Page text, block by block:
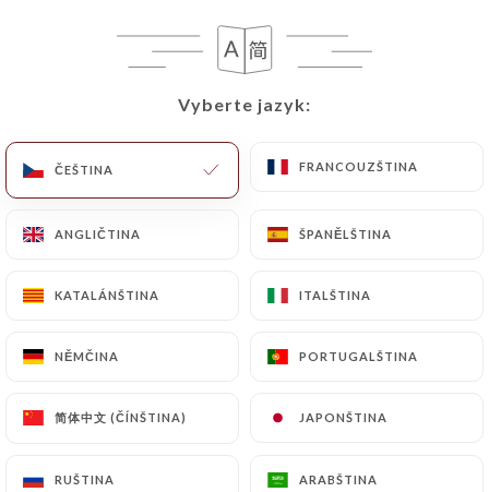
NABÍDKA
Vyberte jazyk:
ČEŠTINA FRANCOUZŠTINA
ANGLIČTINA ŠPANĚLŠTINA
KATALÁNŠTINA ITALŠTINA
NĚMČINA PORTUGALŠTINA
简体中文 (ČÍNŠTINA) JAPONŠTINA
RUŠTINA ARABŠTINA
DOMŮ/GALERIE
Galerie
Vyberte jazyk:
ČEŠTINA FRANCOUZŠTINA
ANGLIČTINA ŠPANĚLŠTINA
KATALÁNŠTINA ITALŠTINA
NĚMČINA PORTUGALŠTINA
简体中文 (ČÍNŠTINA) JAPONŠTINA
RUŠTINA ARABŠTINA